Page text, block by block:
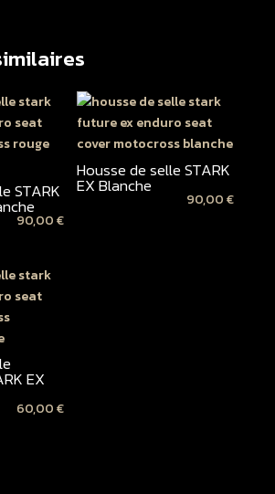
STARK
90,00€
Housse de selle STARK
EX Blanche
90,00€
EX
60,00€